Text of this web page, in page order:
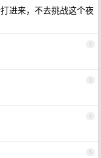
进来，不去挑战这个夜
2
3
4
5